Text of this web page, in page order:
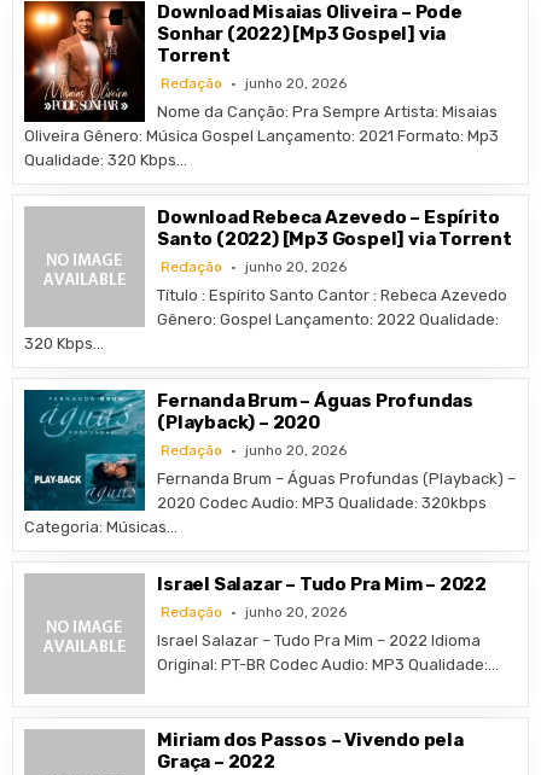
Download Misaias Oliveira – Pode
Sonhar (2022) [Mp3 Gospel] via
Torrent
Redação junho 20, 2026
Nome da Canção: Pra Sempre Artista: Misaias
Oliveira Gênero: Música Gospel Lançamento: 2021 Formato: Mp3
Qualidade: 320 Kbps…
Download Rebeca Azevedo – Espírito
Santo (2022) [Mp3 Gospel] via Torrent
Redação junho 20, 2026
Título : Espírito Santo Cantor : Rebeca Azevedo
Gênero: Gospel Lançamento: 2022 Qualidade:
320 Kbps…
Fernanda Brum – Águas Profundas
(Playback) – 2020
Redação junho 20, 2026
Fernanda Brum – Águas Profundas (Playback) –
2020 Codec Audio: MP3 Qualidade: 320kbps
Categoria: Músicas…
Israel Salazar – Tudo Pra Mim – 2022
Redação junho 20, 2026
Israel Salazar – Tudo Pra Mim – 2022 Idioma
Original: PT-BR Codec Audio: MP3 Qualidade:…
Miriam dos Passos – Vivendo pela
Graça – 2022